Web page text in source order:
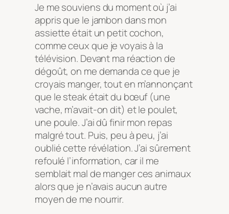
Je me souviens du moment où j’ai
appris que le jambon dans mon
assiette était un petit cochon,
comme ceux que je voyais à la
télévision. Devant ma réaction de
dégoût, on me demanda ce que je
croyais manger, tout en m’annonçant
que le steak était du bœuf (une
vache, m’avait-on dit) et le poulet,
une poule. J’ai dû finir mon repas
malgré tout. Puis, peu à peu, j’ai
oublié cette révélation. J’ai sûrement
refoulé l’information, car il me
semblait mal de manger ces animaux
alors que je n’avais aucun autre
moyen de me nourrir.